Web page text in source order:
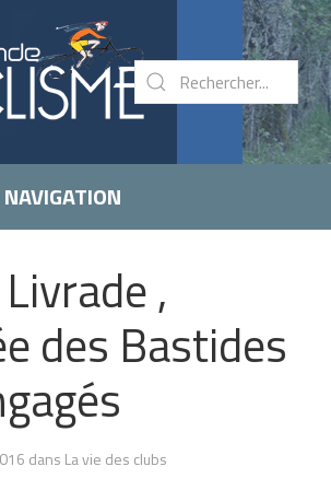
,
des Bastides
dans La vie des clubs